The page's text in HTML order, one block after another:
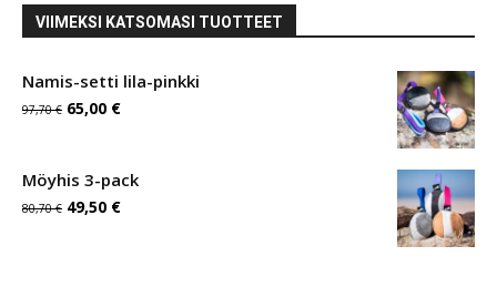
VIIMEKSI KATSOMASI TUOTTEET
Namis-setti lila-pinkki
97,70€ Alkuperäinen
oli:
97,70 €.
65,00 €Nykyinen
on:
65,00 €.
Möyhis 3-pack
80,70€ Alkuperäinen
49,50 €Nykyinen